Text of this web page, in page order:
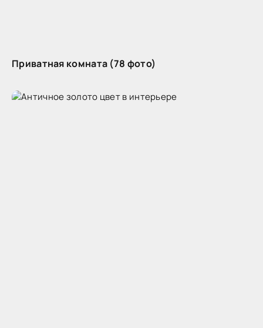
Приватная комната (78 фото)